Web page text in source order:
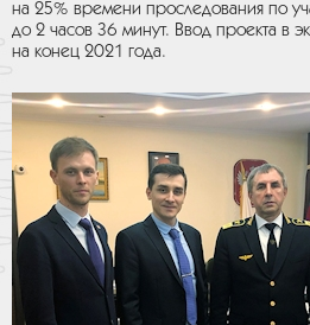
на 25% времени проследования по
до 2 часов 36 минут. Ввод проекта в
на конец 2021 года.